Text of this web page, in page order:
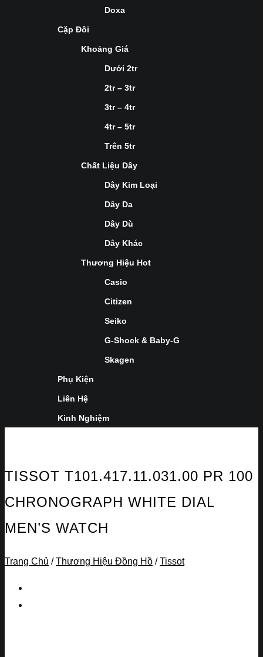
Doxa
Cặp Đôi
Khoảng Giá
Dưới 2tr
2tr – 3tr
3tr – 4tr
4tr – 5tr
Trên 5tr
Chất Liệu Dây
Dây Kim Loại
Dây Da
Dây Dù
Dây Khác
Thương Hiệu Hot
Casio
Citizen
Seiko
G-Shock & Baby-G
Skagen
Phụ Kiện
Liên Hệ
Kinh Nghiệm
TISSOT T101.417.11.031.00 PR 100
CHRONOGRAPH WHITE DIAL
MEN’S WATCH
Trang Chủ / Thương Hiệu Đồng Hồ / Tissot